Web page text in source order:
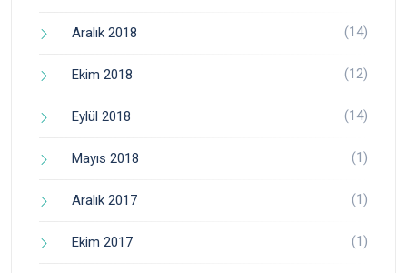
Aralık 2018 (14)
Ekim 2018 (12)
Eylül 2018 (14)
Mayıs 2018 (1)
Aralık 2017 (1)
Ekim 2017 (1)